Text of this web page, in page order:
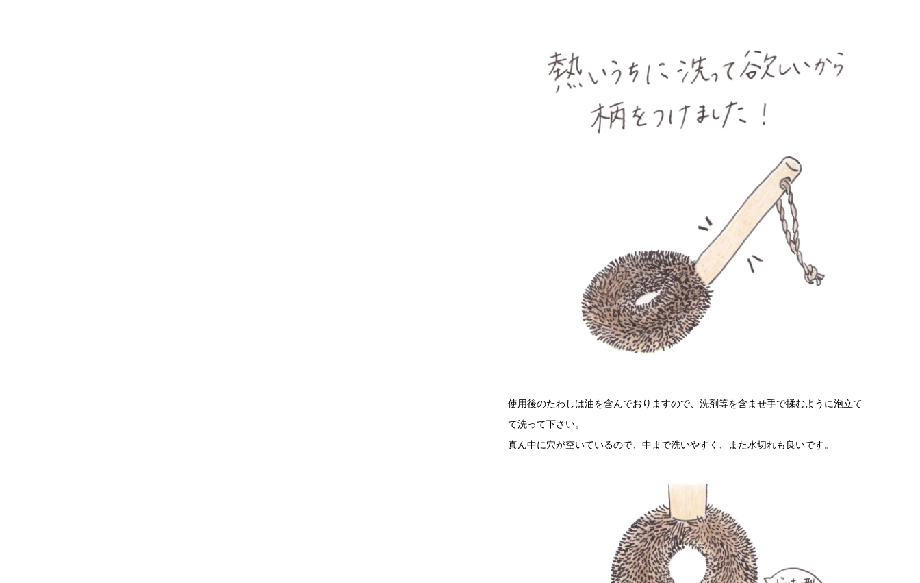
使用後のたわしは油を含んでおりますので、洗剤等を含ませ手で揉むように泡立て
て洗って下さい。
真ん中に穴が空いているので、中まで洗いやすく、また水切れも良いです。